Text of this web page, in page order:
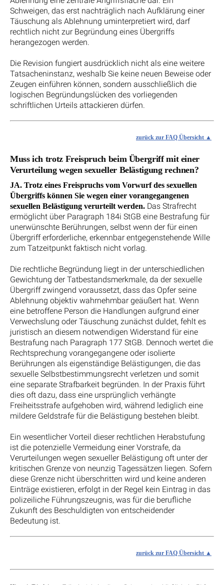
Schweigen, das erst nachträglich nach Aufklärung einer
Täuschung als Ablehnung uminterpretiert wird, darf
rechtlich nicht zur Begründung eines Übergriffs
herangezogen werden.
Die Revision fungiert ausdrücklich nicht als eine weitere
Tatsacheninstanz, weshalb Sie keine neuen Beweise oder
Zeugen einführen können, sondern ausschließlich die
logischen Begründungslücken des vorliegenden
schriftlichen Urteils attackieren dürfen.
zurück zur FAQ Übersicht
Muss ich trotz Freispruch beim Übergriff mit einer
Verurteilung wegen sexueller Belästigung rechnen?
JA. Trotz eines Freispruchs vom Vorwurf des sexuellen
Übergriffs können Sie wegen einer vorangegangenen
sexuellen Belästigung verurteilt werden. Das Strafrecht
ermöglicht über Paragraph 184i StGB eine Bestrafung für
unerwünschte Berührungen, selbst wenn der für einen
Übergriff erforderliche, erkennbar entgegenstehende Wille
zum Tatzeitpunkt faktisch nicht vorlag.
Die rechtliche Begründung liegt in der unterschiedlichen
Gewichtung der Tatbestandsmerkmale, da der sexuelle
Übergriff zwingend voraussetzt, dass das Opfer seine
Ablehnung objektiv wahrnehmbar geäußert hat. Wenn
eine betroffene Person die Handlungen aufgrund einer
Verwechslung oder Täuschung zunächst duldet, fehlt es
juristisch an diesem notwendigen Widerstand für eine
Bestrafung nach Paragraph 177 StGB. Dennoch wertet die
Rechtsprechung vorangegangene oder isolierte
Berührungen als eigenständige Belästigungen, die das
sexuelle Selbstbestimmungsrecht verletzen und somit
eine separate Strafbarkeit begründen. In der Praxis führt
dies oft dazu, dass eine ursprünglich verhängte
Freiheitsstrafe aufgehoben wird, während lediglich eine
mildere Geldstrafe für die Belästigung bestehen bleibt.
Ein wesentlicher Vorteil dieser rechtlichen Herabstufung
ist die potenzielle Vermeidung einer Vorstrafe, da
Verurteilungen wegen sexueller Belästigung oft unter der
kritischen Grenze von neunzig Tagessätzen liegen. Sofern
diese Grenze nicht überschritten wird und keine anderen
Einträge existieren, erfolgt in der Regel kein Eintrag in das
polizeiliche Führungszeugnis, was für die berufliche
Zukunft des Beschuldigten von entscheidender
Bedeutung ist.
zurück zur FAQ Übersicht